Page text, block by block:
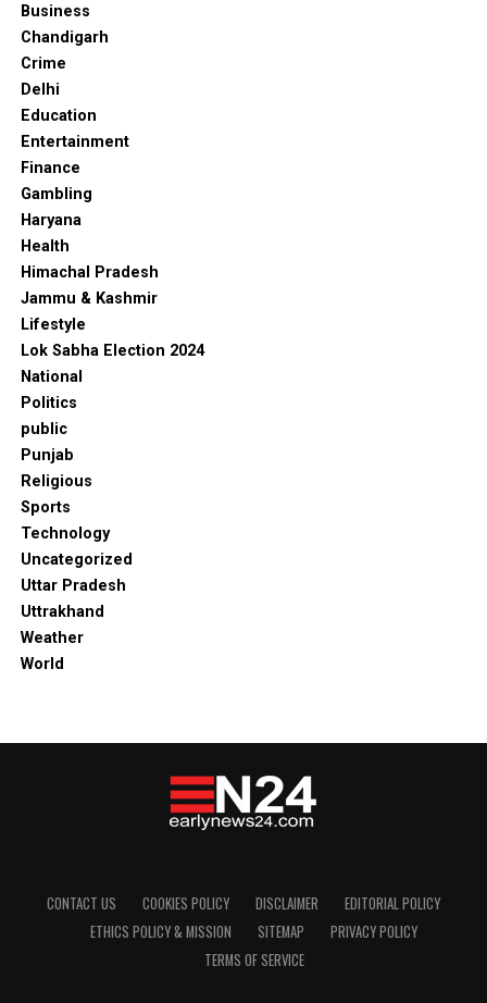
Business
Chandigarh
Crime
Delhi
Education
Entertainment
Finance
Gambling
Haryana
Health
Himachal Pradesh
Jammu & Kashmir
Lifestyle
Lok Sabha Election 2024
National
Politics
public
Punjab
Religious
Sports
Technology
Uncategorized
Uttar Pradesh
Uttrakhand
Weather
World
CONTACT US COOKIES POLICY DISCLAIMER
EDITORIAL POLICY
ETHICS POLICY & MISSION
SITEMAP
PRIVACY POLICY
TERMS OF SERVICE